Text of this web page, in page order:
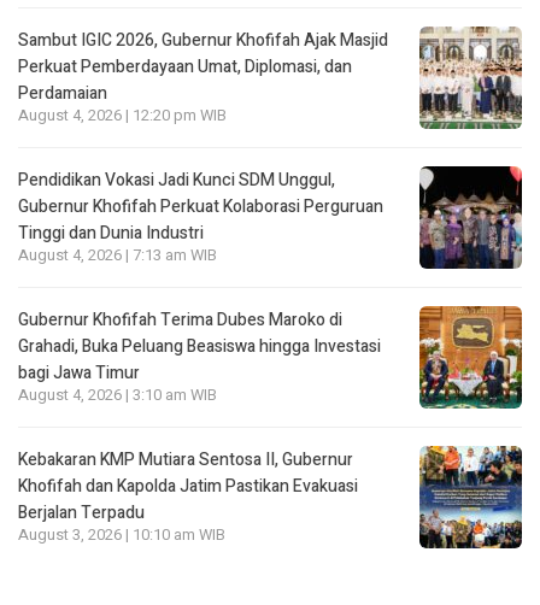
Sambut IGIC 2026, Gubernur Khofifah Ajak Masjid
Perkuat Pemberdayaan Umat, Diplomasi, dan
Perdamaian
August 4, 2026 | 12:20 pm WIB
Pendidikan Vokasi Jadi Kunci SDM Unggul,
Gubernur Khofifah Perkuat Kolaborasi Perguruan
Tinggi dan Dunia Industri
August 4, 2026 | 7:13 am WIB
Gubernur Khofifah Terima Dubes Maroko di
Grahadi, Buka Peluang Beasiswa hingga Investasi
bagi Jawa Timur
August 4, 2026 | 3:10 am WIB
Kebakaran KMP Mutiara Sentosa II, Gubernur
Khofifah dan Kapolda Jatim Pastikan Evakuasi
Berjalan Terpadu
August 3, 2026 | 10:10 am WIB